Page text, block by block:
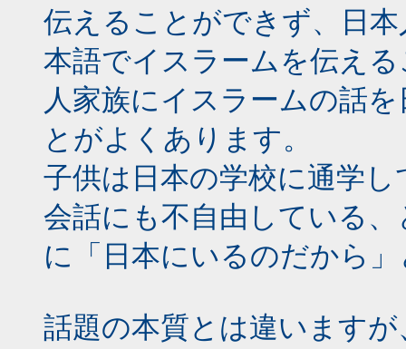
伝えることができず、日
本語でイスラームを伝え
人家族にイスラームの話
とがよくあります。
子供は日本の学校に通学
会話にも不自由している
に「日本にいるのだから
話題の本質とは違います